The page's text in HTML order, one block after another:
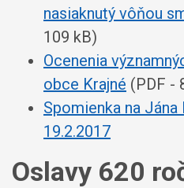
nasiaknutý vôňou
109 kB)
Ocenenia
obce Krajné (PDF -
Spomienka na Jána
19.2.2017
Oslavy 620